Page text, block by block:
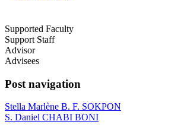
Supported Faculty
Support Staff
Advisor
Advisees
Post navigation
Stella Marlène B. F. SOKPON
S. Daniel CHABI BONI